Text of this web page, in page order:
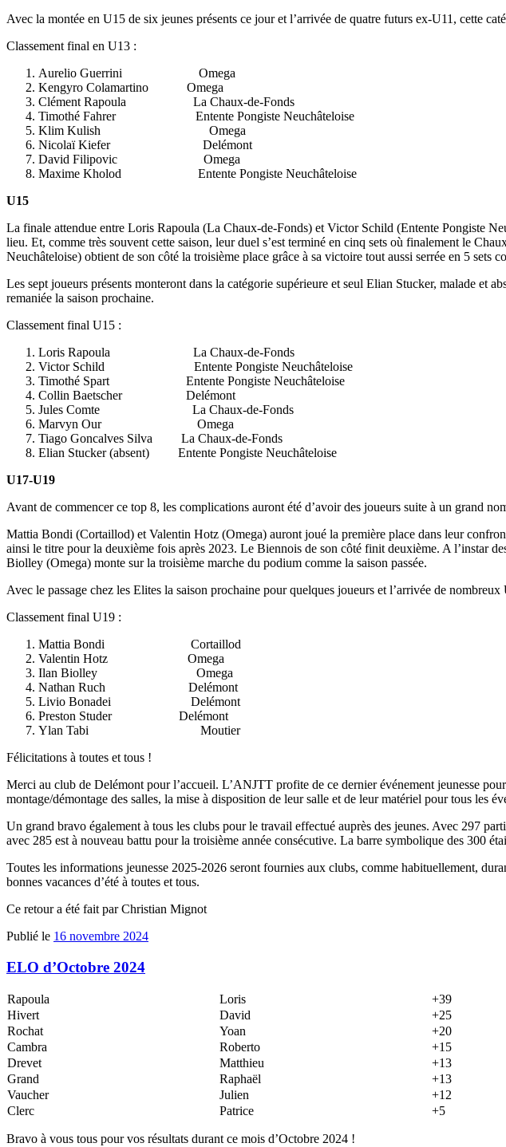
Avec la montée en U15 de six jeunes présents ce jour et l’arrivée de quatre futurs ex-U11, cette
Classement final en U13 :
Aurelio Guerrini Omega
Kengyro Colamartino Omega
Clément Rapoula La Chaux-de-Fonds
Timothé Fahrer Entente Pongiste Neuchâteloise
Klim Kulish Omega
Nicolaï Kiefer Delémont
David Filipovic Omega
Maxime Kholod Entente Pongiste Neuchâteloise
U15
La finale attendue entre Loris Rapoula (La Chaux-de-Fonds) et Victor Schild (Entente Pongiste
lieu. Et, comme très souvent cette saison, leur duel s’est terminé en cinq sets où finalement le
Neuchâteloise) obtient de son côté la troisième place grâce à sa victoire tout aussi serrée en 5 sets
Les sept joueurs présents monteront dans la catégorie supérieure et seul Elian Stucker, malade et
remaniée la saison prochaine.
Classement final U15 :
Loris Rapoula La Chaux-de-Fonds
Victor Schild Entente Pongiste Neuchâteloise
Timothé Spart Entente Pongiste Neuchâteloise
Collin Baetscher Delémont
Jules Comte La Chaux-de-Fonds
Marvyn Our Omega
Tiago Goncalves Silva La Chaux-de-Fonds
Elian Stucker (absent) Entente Pongiste Neuchâteloise
U17-U19
Avant de commencer ce top 8, les complications auront été d’avoir des joueurs suite à un grand
Mattia Bondi (Cortaillod) et Valentin Hotz (Omega) auront joué la première place dans leur
ainsi le titre pour la deuxième fois après 2023. Le Biennois de son côté finit deuxième. A l’instar
Biolley (Omega) monte sur la troisième marche du podium comme la saison passée.
Avec le passage chez les Elites la saison prochaine pour quelques joueurs et l’arrivée de
Classement final U19 :
Mattia Bondi Cortaillod
Valentin Hotz Omega
Ilan Biolley Omega
Nathan Ruch Delémont
Livio Bonadei Delémont
Preston Studer Delémont
Ylan Tabi Moutier
Félicitations à toutes et tous !
Merci au club de Delémont pour l’accueil. L’ANJTT profite de ce dernier événement jeunesse
montage/démontage des salles, la mise à disposition de leur salle et de leur matériel pour tous les
Un grand bravo également à tous les clubs pour le travail effectué auprès des jeunes. Avec 297
avec 285 est à nouveau battu pour la troisième année consécutive. La barre symbolique des 300
Toutes les informations jeunesse 2025-2026 seront fournies aux clubs, comme habituellement,
bonnes vacances d’été à toutes et tous.
Ce retour a été fait par Christian Mignot
Publié le 16 novembre 2024
ELO d’Octobre 2024
Rapoula Loris +39
Hivert
David +25
Rochat
Yoan +20
Cambra
Roberto +15
Drevet
Matthieu +13
Grand
Raphaël +13
Vaucher
Julien +12
Clerc
Patrice +5
Bravo à vous tous pour vos résultats durant ce mois d’Octobre 2024 !